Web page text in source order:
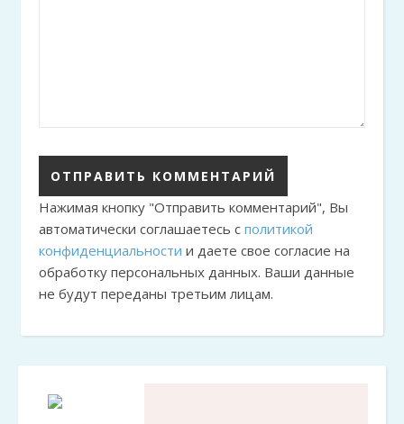
Нажимая кнопку "Отправить комментарий", Вы
автоматически соглашаетесь с политикой
конфиденциальности и даете свое согласие на
обработку персональных данных. Ваши данные
не будут переданы третьим лицам.